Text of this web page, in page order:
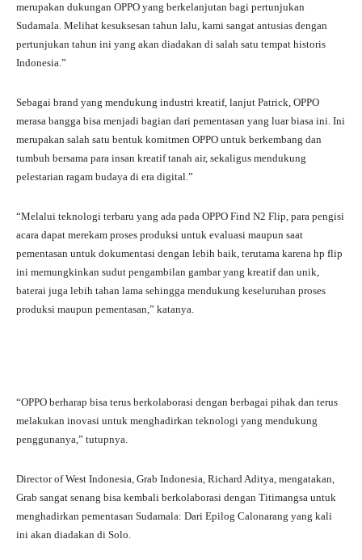
merupakan dukungan OPPO yang berkelanjutan bagi pertunjukan
Sudamala. Melihat kesuksesan tahun lalu, kami sangat antusias dengan
pertunjukan tahun ini yang akan diadakan di salah satu tempat historis
Indonesia.”
Sebagai brand yang mendukung industri kreatif, lanjut Patrick, OPPO
merasa bangga bisa menjadi bagian dari pementasan yang luar biasa ini. Ini
merupakan salah satu bentuk komitmen OPPO untuk berkembang dan
tumbuh bersama para insan kreatif tanah air, sekaligus mendukung
pelestarian ragam budaya di era digital.”
“Melalui teknologi terbaru yang ada pada OPPO Find N2 Flip, para pengisi
acara dapat merekam proses produksi untuk evaluasi maupun saat
pementasan untuk dokumentasi dengan lebih baik, terutama karena hp flip
ini memungkinkan sudut pengambilan gambar yang kreatif dan unik,
baterai juga lebih tahan lama sehingga mendukung keseluruhan proses
produksi maupun pementasan,” katanya.
“OPPO berharap bisa terus berkolaborasi dengan berbagai pihak dan terus
melakukan inovasi untuk menghadirkan teknologi yang mendukung
penggunanya,” tutupnya.
Director of West Indonesia, Grab Indonesia, Richard Aditya, mengatakan,
Grab sangat senang bisa kembali berkolaborasi dengan Titimangsa untuk
menghadirkan pementasan Sudamala: Dari Epilog Calonarang yang kali
ini akan diadakan di Solo.